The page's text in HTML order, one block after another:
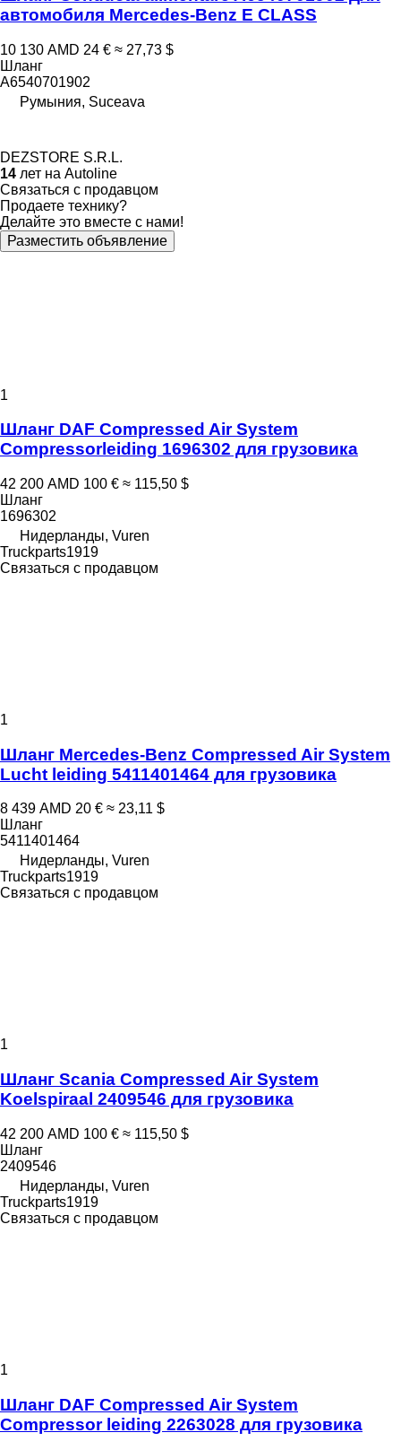
автомобиля Mercedes-Benz E CLASS
10 130 AMD 24 € ≈ 27,73 $
Шланг
A6540701902
Румыния, Suceava
DEZSTORE S.R.L.
14 лет на Autoline
Связаться с продавцом
Продаете технику?
Делайте это вместе с нами!
Разместить объявление
1
Шланг DAF Compressed Air System
Compressorleiding 1696302 для грузовика
42 200 AMD 100 € ≈ 115,50 $
Шланг
1696302
Нидерланды, Vuren
Truckparts1919
Связаться с продавцом
1
Шланг Mercedes-Benz Compressed Air System
Lucht leiding 5411401464 для грузовика
8 439 AMD 20 € ≈ 23,11 $
Шланг
5411401464
Нидерланды, Vuren
Truckparts1919
Связаться с продавцом
1
Шланг Scania Compressed Air System
Koelspiraal 2409546 для грузовика
42 200 AMD 100 € ≈ 115,50 $
Шланг
2409546
Нидерланды, Vuren
Truckparts1919
Связаться с продавцом
1
Шланг DAF Compressed Air System
Compressor leiding 2263028 для грузовика